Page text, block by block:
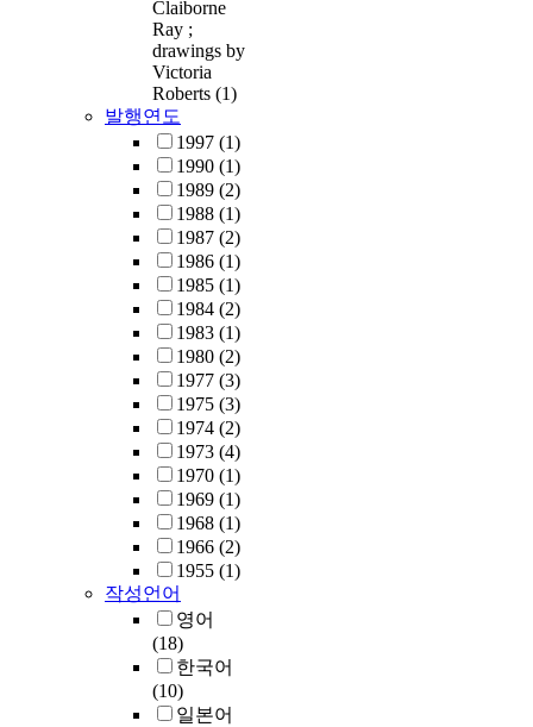
Claiborne
Ray ;
drawings by
Victoria
Roberts (1)
발행연도
1997 (1)
1990 (1)
1989 (2)
1988 (1)
1987 (2)
1986 (1)
1985 (1)
1984 (2)
1983 (1)
1980 (2)
1977 (3)
1975 (3)
1974 (2)
1973 (4)
1970 (1)
1969 (1)
1968 (1)
1966 (2)
1955 (1)
작성언어
영어
(18)
한국어
(10)
일본어